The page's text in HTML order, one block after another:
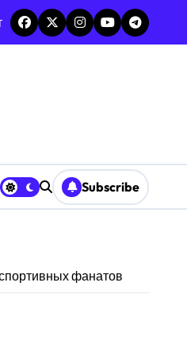
Subscribe
фанатов